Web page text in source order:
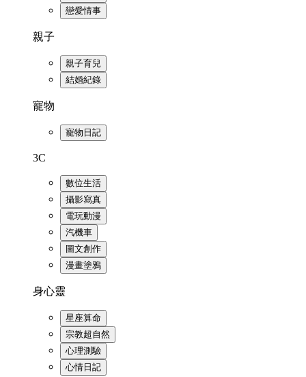
戀愛情事
親子
親子育兒
結婚紀錄
寵物
寵物日記
3C
數位生活
攝影寫真
電玩動漫
汽機車
圖文創作
漫畫塗鴉
身心靈
星座算命
宗教超自然
心理測驗
心情日記